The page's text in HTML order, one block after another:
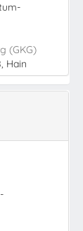
(GKG)
Hain